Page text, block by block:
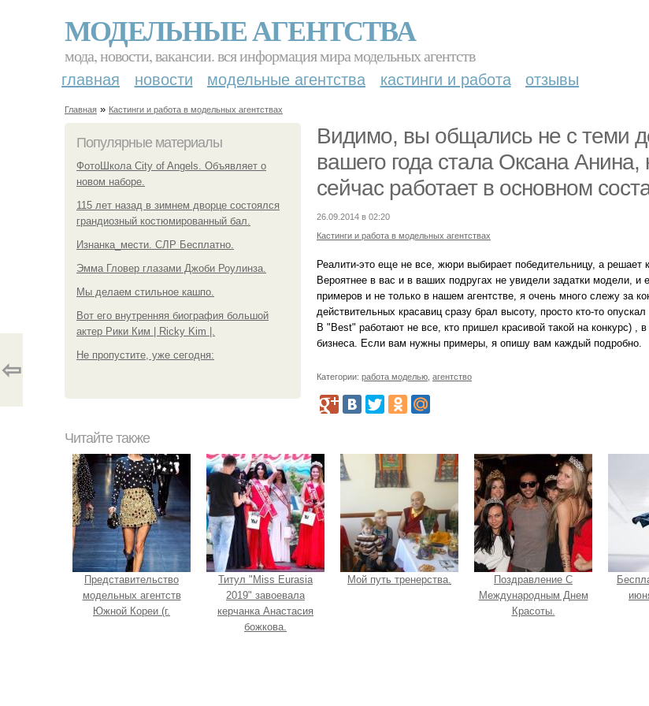
МОДЕЛЬНЫЕ АГЕНТСТВА
мода, новости, вакансии. вся информация мира модельных агентств
главная новости модельные агентства кастинги и работа отзывы
Главная » Кастинги и работа в модельных агентствах
Популярные материалы
ФотоШкола City of Angels. Объявляет о
новом наборе.
115 лет назад в зимнем дворце состоялся
грандиозный костюмированный бал.
Изнанка_мести. СЛР Бесплатно.
Эмма Гловер глазами Джоби Роулинза.
Мы делаем стильное кашпо.
Вот его внутренняя биография большой
актер Рики Ким | Ricky Kim |.
Не пропустите, уже сегодня:
Видимо, вы общались не с теми
вашего года стала Оксана
сейчас работает в основном
26.09.2014 в 02:20
Кастинги и работа в модельных агентствах
Реалити-это еще не все, жюри выбирает победительницу, а решает
Вероятнее в вас и в ваших подругах не увидели задатки модели,
примеров и не только в нашем агентстве, я очень много слежу за
действительных красавиц сразу брал высоту, просто кто-то
В "Best" работают не все, кто пришел красивой такой на конкурс)
бизнеса. Если вам нужны примеры, я опишу вам каждый подробно.
Категории: работа моделью агентство
⇦
Читайте также
Представительство
модельных агентств
Южной Кореи (г.
Титул "Miss Eurasia
2019" завоевала
керчанка Анастасия
божкова.
Мой путь тренерства.
Поздравление С
Международным Днем
Красоты.